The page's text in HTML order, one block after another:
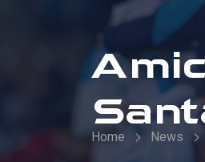
Home News